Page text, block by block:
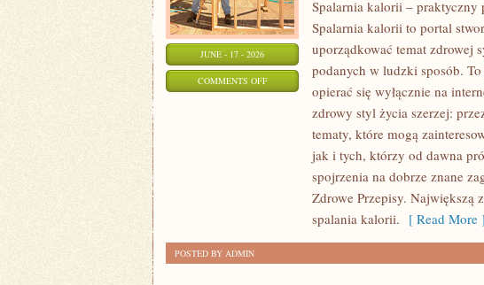
JUNE - 17 - 2026
COMMENTS OFFON
MOTYWACJA
Spalarnia kalorii –
Spalarnia kalorii to portal
uporządkować temat zdrowej
podanych w ludzki sposób.
opierać się wyłącznie na
zdrowy styl życia szerzej:
tematy, które mogą
jak i tych, którzy od dawna
spojrzenia na dobrze znane
Zdrowe Przepisy. Największą
spalania kalorii. [ Read More ]
POSTED BY ADMIN